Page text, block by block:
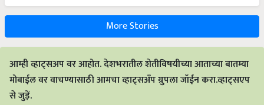
More Stories
आम्ही व्हाट्सअप वर आहोत. देशभरातील शेतीविषयीच्या आताच्या बातम्या
मोबाईल वर वाचण्यासाठी आमचा व्हाट्सअँप ग्रुपला जॉईन करा.व्हाट्सएप
से जुड़ें.